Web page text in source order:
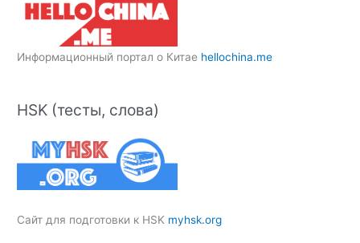
Информационный портал о Китае hellochina.me
HSK (тесты, слова)
Сайт для подготовки к HSK myhsk.org